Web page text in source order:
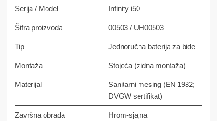
Serija / Model Infinity i50
Šifra proizvoda 00503 / UH00503
Tip Jednoručna baterija za bide
Montaža Stojeća (zidna montaža)
Materijal
Sanitarni mesing (EN 1982;
DVGW sertifikat)
Završna obrada Hrom-sjajna